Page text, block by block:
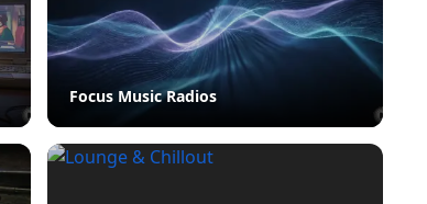
Focus Music Radios